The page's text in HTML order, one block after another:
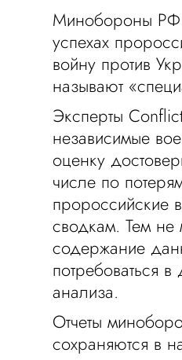
Минобороны РФ
успехах
войну против
называют
Эксперты
независимые
оценку
числе по
пророссийские
сводкам. Тем не
содержание
потребоваться
анализа.
Отчеты
сохраняются в